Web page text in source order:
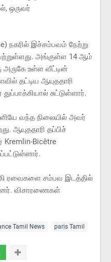
ஒருவர்
நகரில் இச்சம்பவம் நேற்று
அங்குள்ள 14 ஆம்
உள்ள வீட்டின்
தட்டிய ஆயுததாரி
சுட்டுள்ளார்.
வந்த நிலையில் அவர்
ஆயுததாரி தப்பிச்
Bicêtre
ரவைகளை சம்பவ இடத்தில்
விசாரணைகள்
Tamil News paris Tamil